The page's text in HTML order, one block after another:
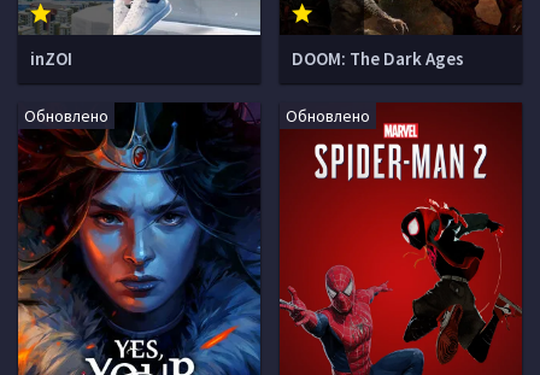
inZOI DOOM: The Dark Ages
Обновлено Обновлено